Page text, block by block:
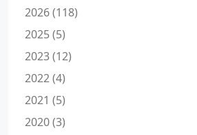
2026 (118)
2025 (5)
2023 (12)
2022 (4)
2021 (5)
2020 (3)